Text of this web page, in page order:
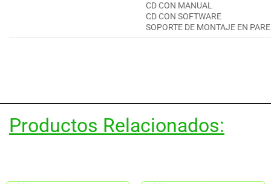
CD CON MANUAL
CD CON SOFTWARE
SOPORTE DE MONTAJE EN
Productos Relacionados: